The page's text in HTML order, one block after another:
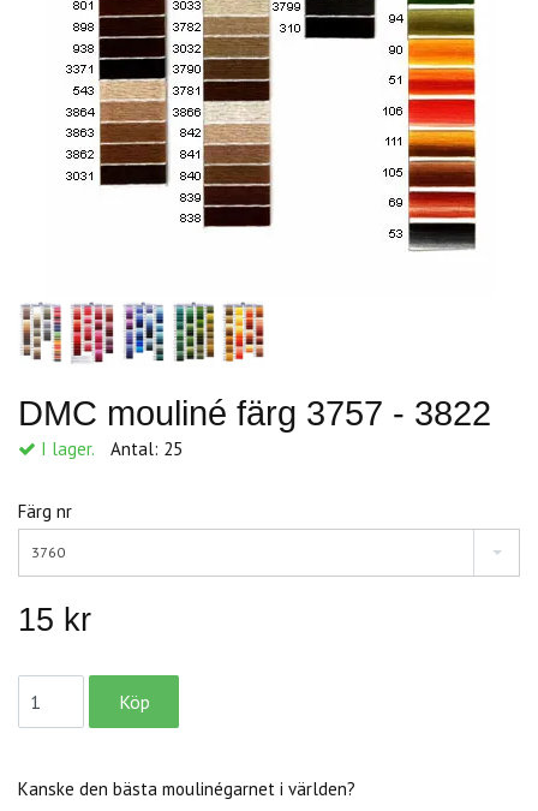
DMC mouliné färg 3757 - 3822
I lager. Antal: 25
Färg nr
3760
15 kr
Kanske den bästa moulinégarnet i världen?